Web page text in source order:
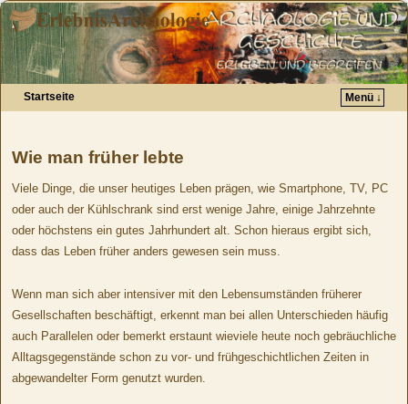
Startseite
Menü ↓
Wie man früher lebte
Viele Dinge, die unser heutiges Leben prägen, wie Smartphone, TV, PC
oder auch der Kühlschrank sind erst wenige Jahre, einige Jahrzehnte
oder höchstens ein gutes Jahrhundert alt. Schon hieraus ergibt sich,
dass das Leben früher anders gewesen sein muss.
Wenn man sich aber intensiver mit den Lebensumständen früherer
Gesellschaften beschäftigt, erkennt man bei allen Unterschieden häufig
auch Parallelen oder bemerkt erstaunt wieviele heute noch gebräuchliche
Alltagsgegenstände schon zu vor- und frühgeschichtlichen Zeiten in
abgewandelter Form genutzt wurden.